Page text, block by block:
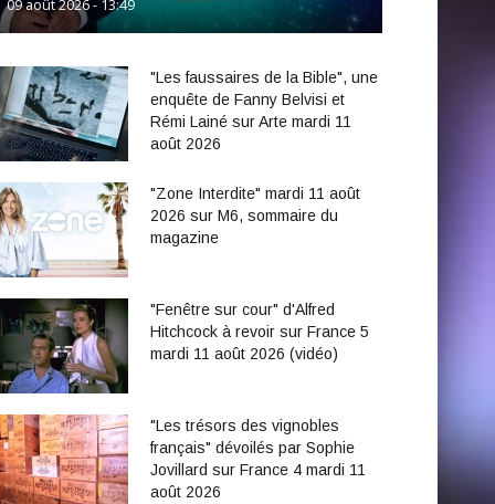
09 août 2026 - 13:49
"Les faussaires de la Bible", une
enquête de Fanny Belvisi et
Rémi Lainé sur Arte mardi 11
août 2026
"Zone Interdite" mardi 11 août
2026 sur M6, sommaire du
magazine
"Fenêtre sur cour" d'Alfred
Hitchcock à revoir sur France 5
mardi 11 août 2026 (vidéo)
"Les trésors des vignobles
français" dévoilés par Sophie
Jovillard sur France 4 mardi 11
août 2026